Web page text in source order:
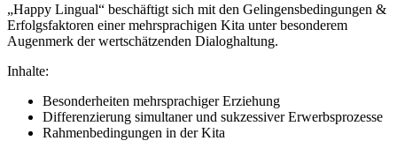
„Happy Lingual“ beschäftigt sich mit den Gelingensbedingungen &
Erfolgsfaktoren einer mehrsprachigen Kita unter besonderem
Augenmerk der wertschätzenden Dialoghaltung.
Inhalte:
Besonderheiten mehrsprachiger Erziehung
Differenzierung simultaner und sukzessiver Erwerbsprozesse
Rahmenbedingungen in der Kita